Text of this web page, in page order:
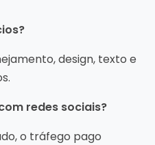
design, texto e
redes sociais?
o tráfego pago